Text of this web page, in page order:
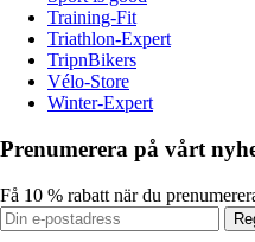
Training-Fit
Triathlon-Expert
TripnBikers
Vélo-Store
Winter-Expert
Prenumerera på vårt
Få 10 % rabatt när du